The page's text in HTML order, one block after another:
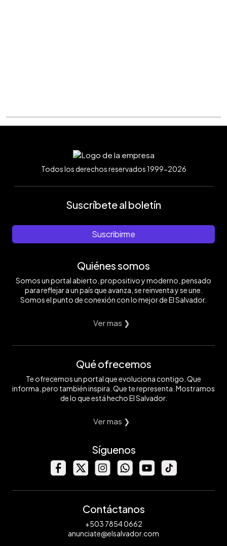
Todos los derechos reservados 1999-2026
Suscríbete al boletín
Suscribirme
Quiénes somos
Somos un portal abierto, propositivo y moderno, pensado
para reflejar a un país que avanza, se reinventa y se une.
Somos el punto de conexión con lo mejor de El Salvador.
Ver mas ❯
Qué ofrecemos
Te ofrecemos un portal que evoluciona contigo. Que
informa, pero también inspira. Que te representa. Mostramos
de lo que está hecho El Salvador.
Ver mas ❯
Síguenos
Contáctanos
+503 7854 0662
anunciate@elsalvador.com